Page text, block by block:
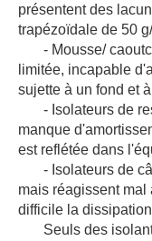
présentent des
trapézoïdale de 50
- Mousse/
limitée, incapable
sujette à un fond et
- Isolateurs de
manque
est reflétée dans
- Isolateurs de
mais réagissent mal
difficile la
Seuls des